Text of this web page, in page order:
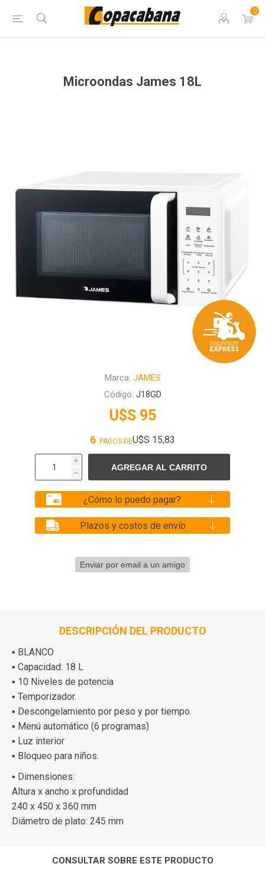
0
Microondas James 18L
Marca: JAMES
Código: J18GD
U$S 95
6 PAGOS DEU$S 15,83
i
h
¿Cómo lo puedo pagar?
Plazos y costos de envío
DESCRIPCIÓN DEL PRODUCTO
▪ BLANCO
▪ Capacidad: 18 L
▪ 10 Niveles de potencia
▪ Temporizador.
▪ Descongelamiento por peso y por tiempo.
▪ Menú automático (6 programas)
▪ Luz interior
▪ Bloqueo para niños.
▪ Dimensiones:
Altura x ancho x profundidad
240 x 450 x 360 mm
Diámetro de plato: 245 mm
CONSULTAR SOBRE ESTE PRODUCTO